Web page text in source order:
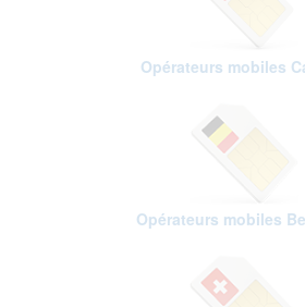
Opérateurs mobiles
Opérateurs mobiles